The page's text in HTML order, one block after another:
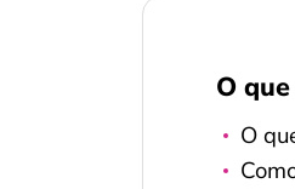
O
O